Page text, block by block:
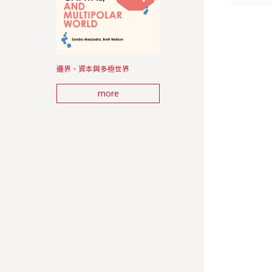
邊界、資本與多極世界
more